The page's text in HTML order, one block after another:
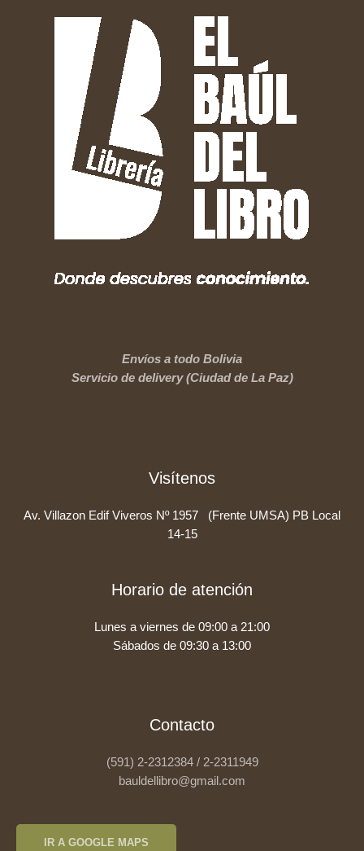
Envíos a todo Bolivia
Servicio de delivery (Ciudad de La Paz)
Visítenos
Av. Villazon Edif Viveros Nº 1957 (Frente UMSA) PB Local
14-15
Horario de atención
Lunes a viernes de 09:00 a 21:00
Sábados de 09:30 a 13:00
Contacto
(591) 2-2312384 / 2-2311949
bauldellibro@gmail.com
IR A GOOGLE MAPS